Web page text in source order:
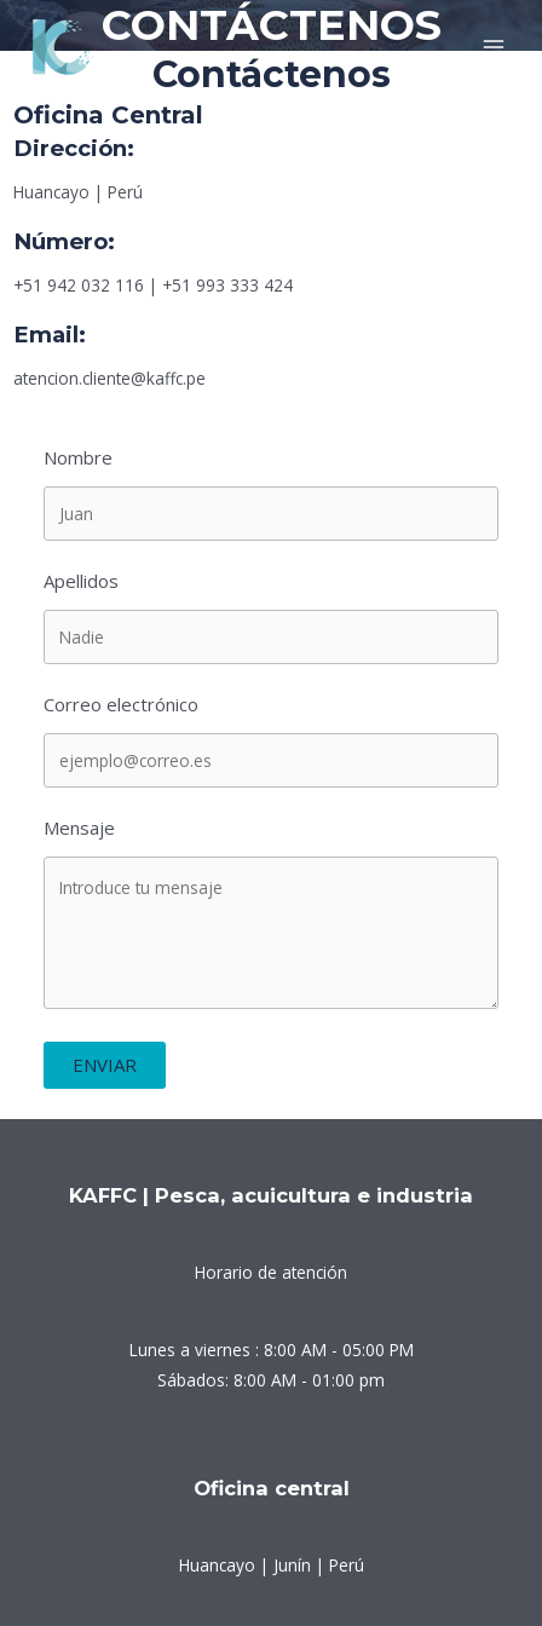
contenido
CONTÁCTENOS
Contáctenos
Oficina Central
Dirección:
Huancayo | Perú
Número:
+51 942 032 116 | +51 993 333 424
Email:
atencion.cliente@kaffc.pe
Nombre
Apellidos
Correo electrónico
Mensaje
ENVIAR
KAFFC | Pesca, acuicultura e industria
Horario de atención
Lunes a viernes : 8:00 AM - 05:00 PM
Sábados: 8:00 AM - 01:00 pm
Oficina central
Huancayo | Junín | Perú